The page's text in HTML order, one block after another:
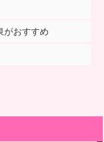
がおすすめ